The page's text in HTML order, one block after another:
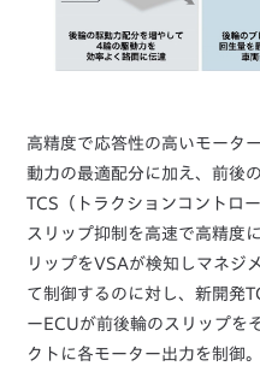
高精度で応答性の高いモータ
動力の最適配分に加え、前後
TCS（トラクションコントロ
スリップ抑制を高速で高精度
リップをVSAが検知しマネジ
て制御するのに対し、新開発
ーECUが前後輪のスリップを
クトに各モーター出力を制御